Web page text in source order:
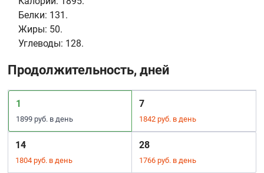
Белки: 131.
Жиры: 50.
Углеводы: 128.
Продолжительность, дней
1
1899 руб. в день
7
1842 руб. в день
14
1804 руб. в день
28
1766 руб. в день